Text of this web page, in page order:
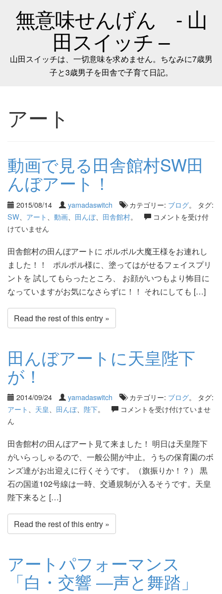
無意味せんげん - 山
田スイッチ –
山田スイッチは、一切意味を求めません。ちなみに7歳男
子と3歳男子を田舎で子育て日記。
アート
動画で見る田舎館村SW田
んぼアート！
2015/08/14 yamadaswitch カテゴリー: ブログ。 タグ:
SW
アート 動画 田んぼ、 田舎館村。
コメントを受け付
けていません
田舎館村の田んぼアートに ポルポル大魔王様をお連れし
ました！！ ポルポル様に、塗ってはがせるフェイスプリ
ントを 試してもらったところ、 お顔がいつもより怖目に
なっていますがお気になさらずに！！ それにしても […]
Read the rest of this entry »
田んぼアートに天皇陛下
が！
2014/09/24 yamadaswitch カテゴリー: ブログ。 タグ:
アート
天皇 田んぼ、 陛下。
コメントを受け付けていませ
ん
田舎館村の田んぼアート見て来ました！ 明日は天皇陛下
がいらっしゃるので、一般公開が中止。うちの保育園のボ
ンズ達がお出迎えに行くそうです。（旗振りか！？） 黒
石の国道102号線は一時、交通規制が入るそうです。天皇
陛下来ると […]
Read the rest of this entry »
アートパフォーマンス
「白・交響 ―声と舞踏」